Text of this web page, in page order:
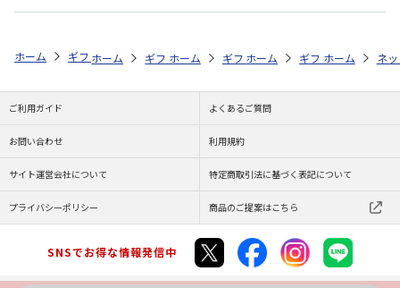
ホーム ギフトストア お中元・夏ギフト特集 2026 おすすめ ご当地
ホーム ギフトストア お中元・夏ギフト特集 2026
ホーム ギフトストア お中元・夏ギフト
ホーム ギフトストア お
ホーム ネ
ご利用ガイド よくあるご質問
お問い合わせ 利用規約
サイト運営会社について 特定商取引法に基づく表記について
プライバシーポリシー 商品のご提案はこちら
SNSでお得な情報発信中